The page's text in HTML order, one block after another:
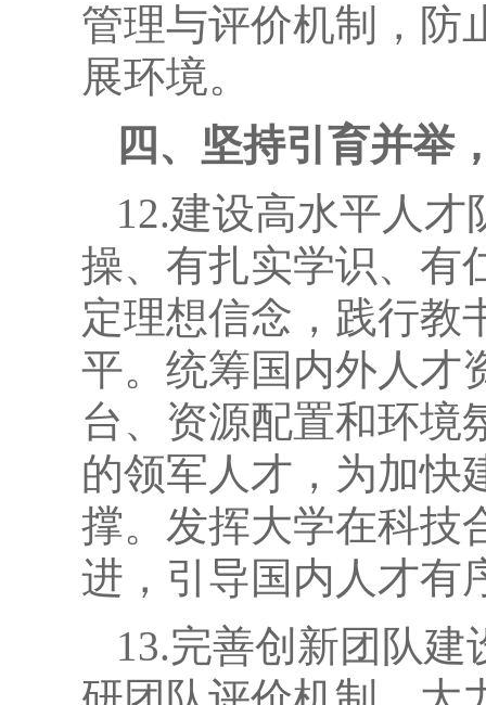
管理与评价机制，防
展环境。
四、坚持引育并举
12.建设高水平人
操、有扎实学识、有
定理想信念，践行教
平。统筹国内外人才
台、资源配置和环境
的领军人才，为加快
撑。发挥大学在科技
进，引导国内人才有
13.完善创新团队